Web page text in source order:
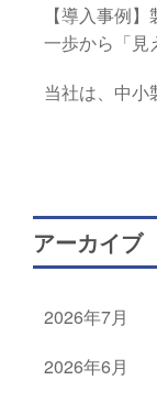
【導入事例
一歩から「見
当社は、中小
アーカイブ
2026年7月
2026年6月